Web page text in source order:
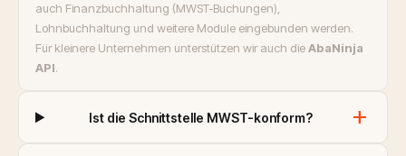
auch Finanzbuchhaltung (MWST-Buchungen),
Lohnbuchhaltung und weitere Module eingebunden werden.
Für kleinere Unternehmen unterstützen wir auch dieAbaNinja
API.
Ist die Schnittstelle MWST-konform? add